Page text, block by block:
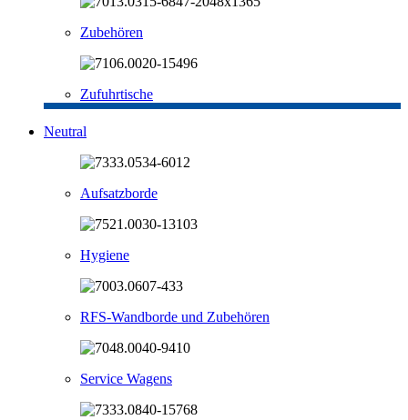
Zubehören
Zufuhrtische
Neutral
Aufsatzborde
Hygiene
RFS-Wandborde und Zubehören
Service Wagens